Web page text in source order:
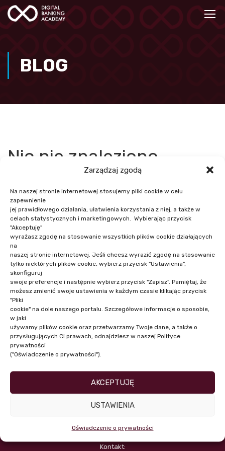
Zarządzaj zgodą
Na naszej stronie internetowej stosujemy pliki cookie w celu
zapewnienie
jej prawidłowego działania, ułatwienia korzystania z niej, a także w
celach statystycznych i marketingowych. Wybierając przycisk
"Akceptuję"
wyrażasz zgodę na stosowanie wszystkich plików cookie działających
na
naszej stronie internetowej. Jeśli chcesz wyrazić zgodę na stosowanie
tylko niektórych plików cookie, wybierz przycisk "Ustawienia",
skonfiguruj
swoje preferencje i następnie wybierz przycisk "Zapisz". Pamiętaj, że
możesz zmienić swoje ustawienia w każdym czasie klikając przycisk
"Pliki
cookie" na dole naszego portalu. Szczegółowe informacje o sposobie,
w jaki
używamy plików cookie oraz przetwarzamy Twoje dane, a także o
przysługujących Ci prawach, odnajdziesz w naszej Polityce
prywatności
("Oświadczenie o prywatności").
AKCEPTUJĘ
USTAWIENIA
Oświadczenie o prywatności
BLOG
Nic nie znaleziono
Wygląda na to, że nie możemy znaleźć tego, czego szukasz.
Być może wyszukiwanie może pomóc.
Kontakt: